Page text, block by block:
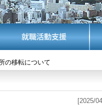
の移転について
[2025/